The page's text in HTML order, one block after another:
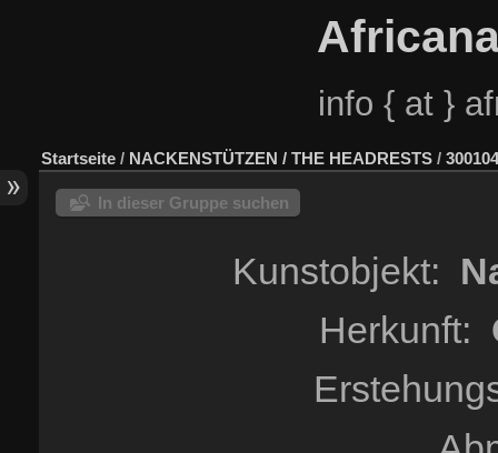
info { at }
Startseite / NACKENSTÜTZEN / THE HEADRESTS /
In dieser Gruppe suchen
Kunstobjekt:
Herkunft: